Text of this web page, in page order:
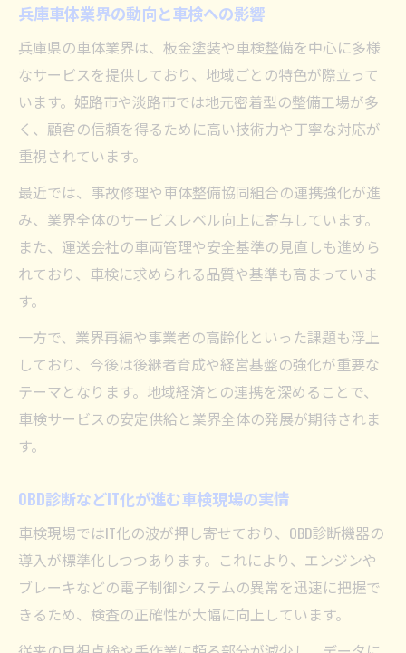
兵庫車体業界の動向と車検への影響
兵庫県の車体業界は、板金塗装や車検整備を中心に多様
なサービスを提供しており、地域ごとの特色が際立って
います。姫路市や淡路市では地元密着型の整備工場が多
く、顧客の信頼を得るために高い技術力や丁寧な対応が
重視されています。
最近では、事故修理や車体整備協同組合の連携強化が進
み、業界全体のサービスレベル向上に寄与しています。
また、運送会社の車両管理や安全基準の見直しも進めら
れており、車検に求められる品質や基準も高まっていま
す。
一方で、業界再編や事業者の高齢化といった課題も浮上
しており、今後は後継者育成や経営基盤の強化が重要な
テーマとなります。地域経済との連携を深めることで、
車検サービスの安定供給と業界全体の発展が期待されま
す。
OBD診断などIT化が進む車検現場の実情
車検現場ではIT化の波が押し寄せており、OBD診断機器の
導入が標準化しつつあります。これにより、エンジンや
ブレーキなどの電子制御システムの異常を迅速に把握で
きるため、検査の正確性が大幅に向上しています。